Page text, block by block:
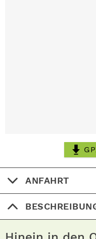
ANFAHRT